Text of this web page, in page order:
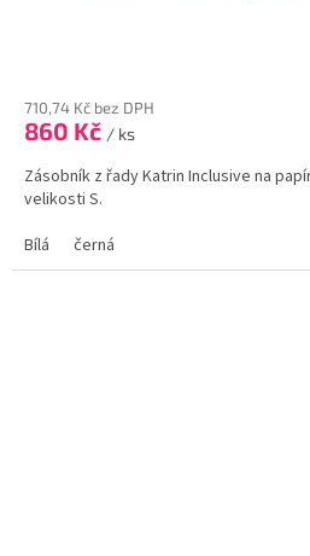
produktu
je
z
5
710,74 Kč bez DPH
860 Kč / ks
Zásobník z řady Katrin Inclusive na
velikosti S.
Bílá
černá